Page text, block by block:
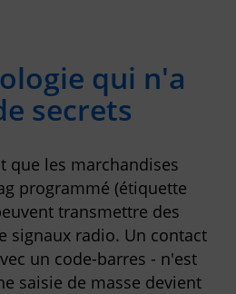
qui n'a
secrets
que les marchandises
programmé (étiquette
transmettre des
signaux radio. Un contact
un code-barres - n'est
saisie de masse devient